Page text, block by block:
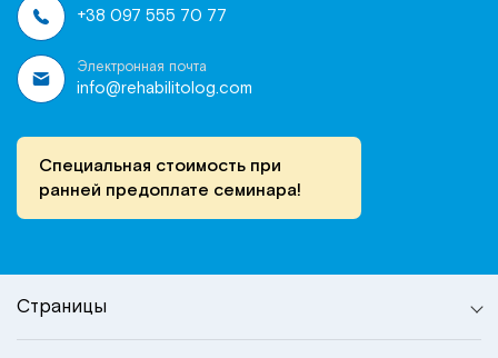
+38 097 555 70 77
Электронная почта
info@rehabilitolog.com
Специальная стоимость при
ранней предоплате семинара!
Страницы